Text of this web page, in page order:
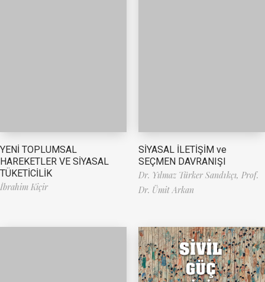
YENİ TOPLUMSAL
HAREKETLER VE SİYASAL
TÜKETİCİLİK
İbrahim Kiçir
SİYASAL İLETİŞİM ve
SEÇMEN DAVRANIŞI
Dr. Yılmaz Türker Sandıkçı, Prof.
Dr. Ümit Arkan